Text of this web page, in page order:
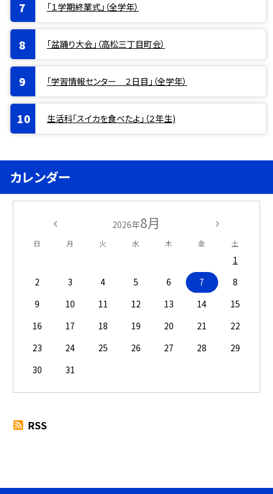
「１学期終業式」（全学年）
「盆踊り大会」（高松三丁目町会）
「学習情報センター ２日目」（全学年）
生活科「スイカを食べたよ」（２年生)
カレンダー
2026年8月
日 月 火 水 木 金 土
1
2
3 4 5 6 7
8
9
10 11 12 13 14
15
16
17 18 19 20 21
22
23
24 25 26 27 28
29
30
31
RSS